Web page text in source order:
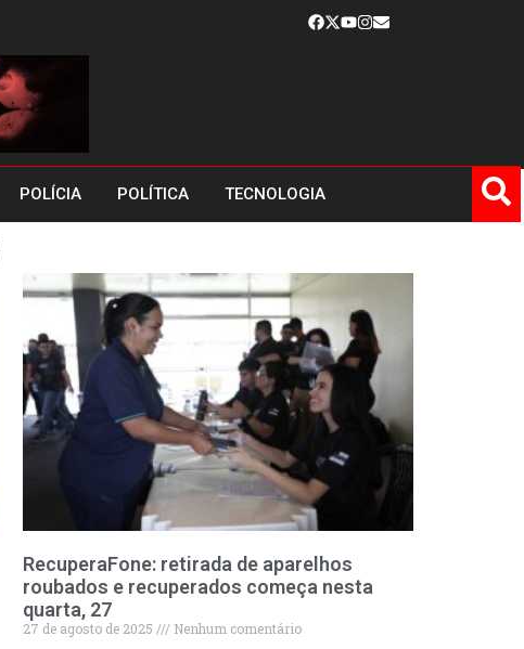
POLÍCIA POLÍTICA TECNOLOGIA
RecuperaFone: retirada de aparelhos
roubados e recuperados começa nesta
quarta, 27
27 de agosto de 2025
Nenhum comentário